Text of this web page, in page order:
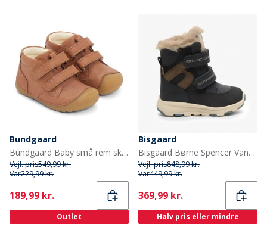
Bundgaard
Bundgaard Baby små rem sko Cognac Ws
Vejl. pris549,99 kr.
Var229,99 kr.
Current
189,99 kr.
Outlet
Bisgaard
Bisgaard Børne Spencer Vandtætte Tex Støvler Navy
Vejl. pris848,99 kr.
Var449,99 kr.
Current
369,99 kr.
Halv pris eller mindre